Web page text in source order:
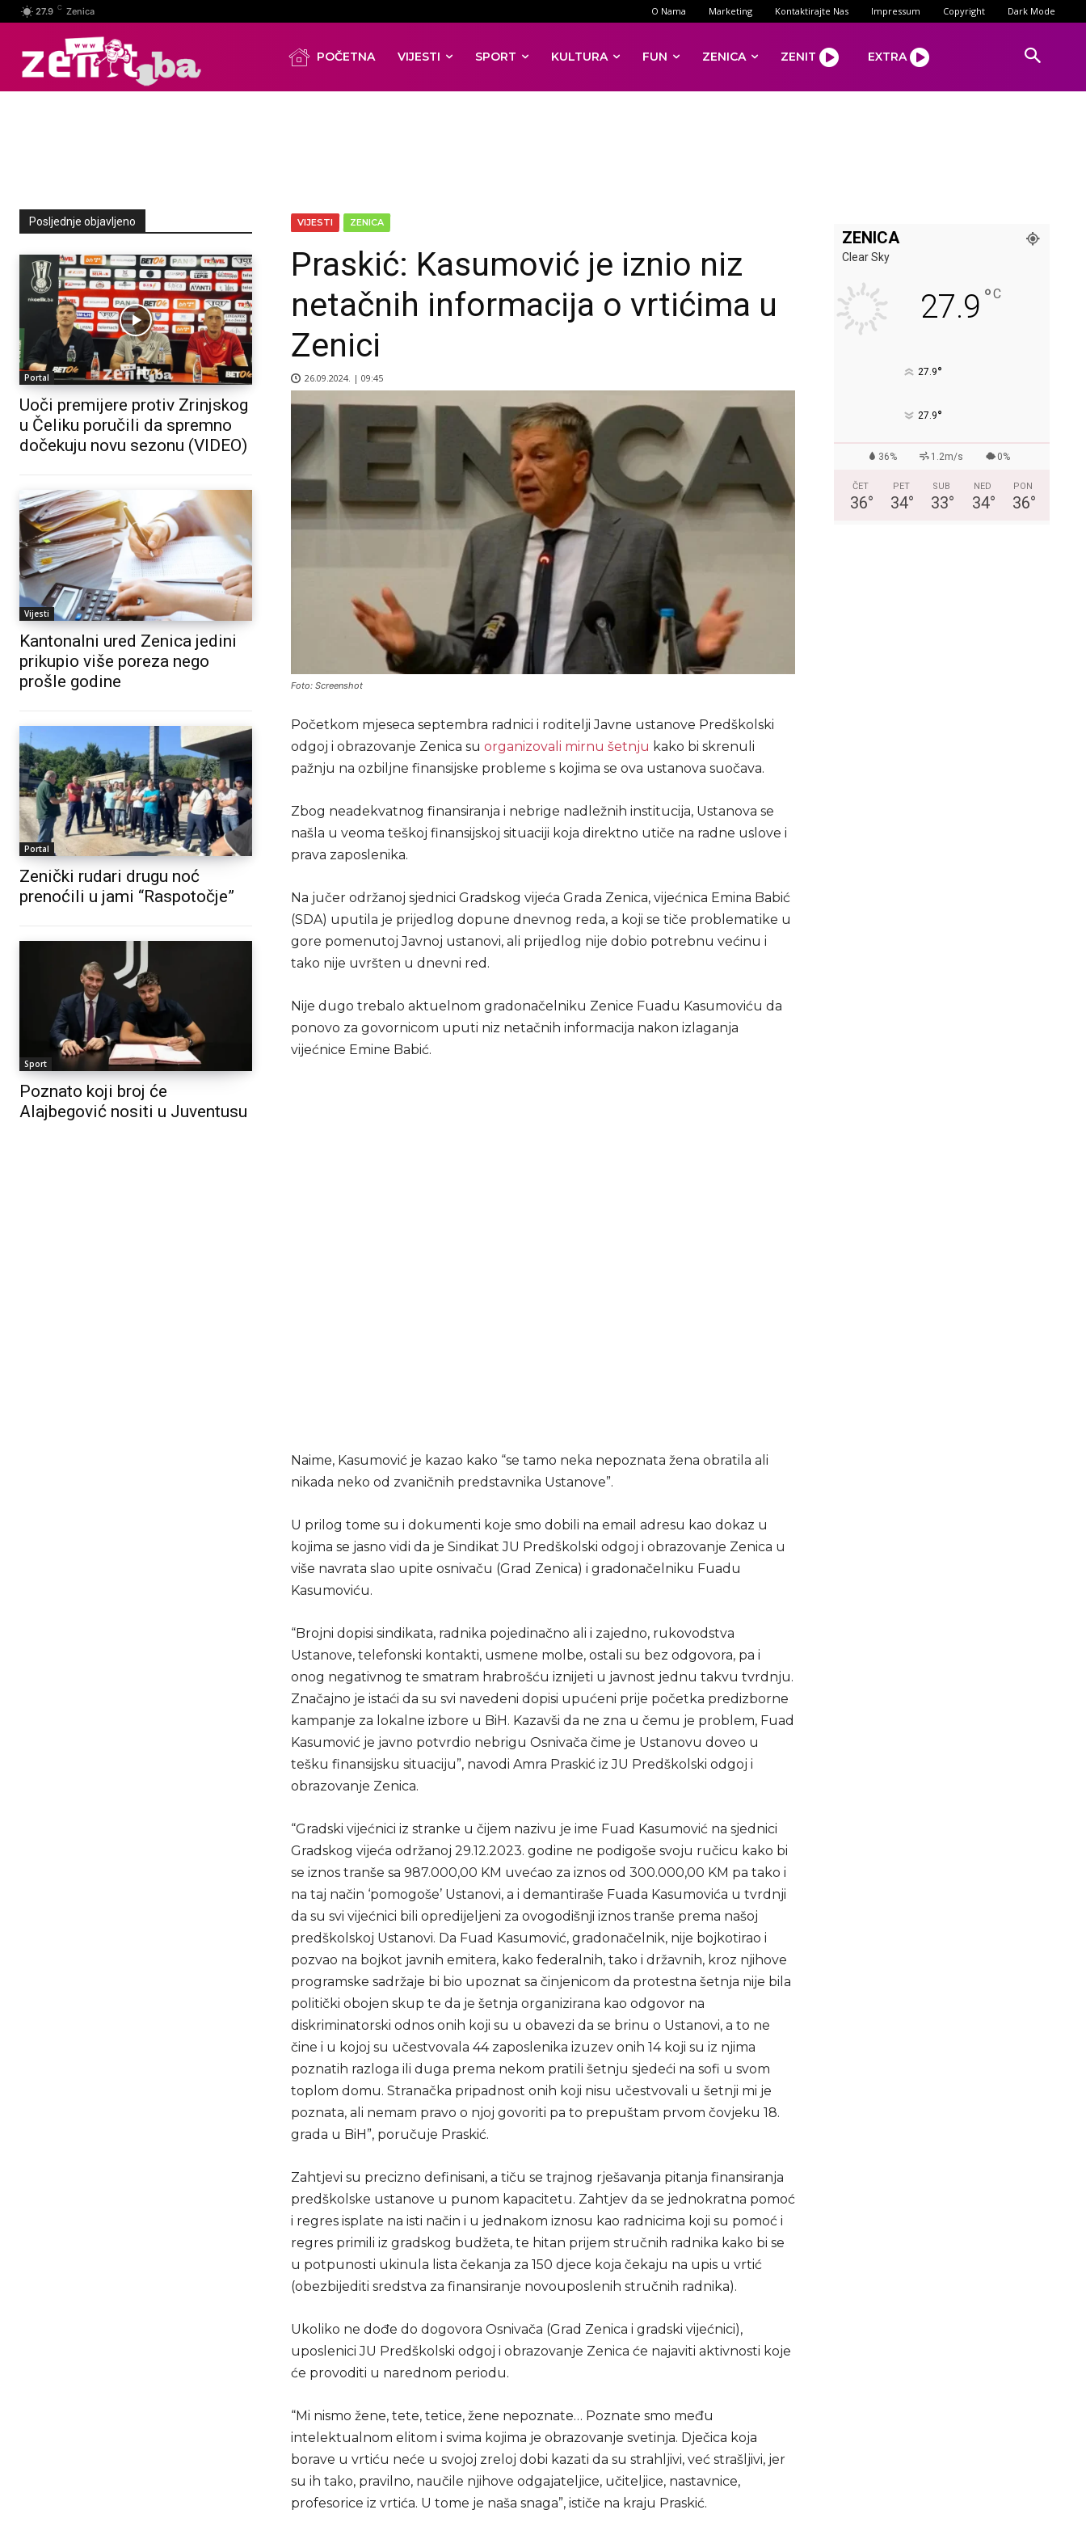
27.9 C Zenica O Nama Marketing Kontaktirajte Nas Impressum Copyright Dark Mode
POČETNA VIJESTI SPORT KULTURA FUN ZENICA ZENIT EXTRA
Posljednje objavljeno
Portal
Uoči premijere protiv Zrinjskog
u Čeliku poručili da spremno
dočekuju novu sezonu (VIDEO)
Vijesti
Kantonalni ured Zenica jedini
prikupio više poreza nego
prošle godine
Portal
Zenički rudari drugu noć
prenoćili u jami “Raspotočje”
Sport
Poznato koji broj će
Alajbegović nositi u Juventusu
VIJESTI ZENICA
Praskić: Kasumović je iznio niz
netačnih informacija o vrtićima u
Zenici
26.09.2024. | 09:45
Foto: Screenshot
Početkom mjeseca septembra radnici i roditelji Javne ustanove Predškolski
odgoj i obrazovanje Zenica su organizovali mirnu šetnju kako bi skrenuli
pažnju na ozbiljne finansijske probleme s kojima se ova ustanova suočava.
Zbog neadekvatnog finansiranja i nebrige nadležnih institucija, Ustanova se
našla u veoma teškoj finansijskoj situaciji koja direktno utiče na radne uslove i
prava zaposlenika.
Na jučer održanoj sjednici Gradskog vijeća Grada Zenica, vijećnica Emina Babić
(SDA) uputila je prijedlog dopune dnevnog reda, a koji se tiče problematike u
gore pomenutoj Javnoj ustanovi, ali prijedlog nije dobio potrebnu većinu i
tako nije uvršten u dnevni red.
Nije dugo trebalo aktuelnom gradonačelniku Zenice Fuadu Kasumoviću da
ponovo za govornicom uputi niz netačnih informacija nakon izlaganja
vijećnice Emine Babić.
Naime, Kasumović je kazao kako “se tamo neka nepoznata žena obratila ali
nikada neko od zvaničnih predstavnika Ustanove”.
U prilog tome su i dokumenti koje smo dobili na email adresu kao dokaz u
kojima se jasno vidi da je Sindikat JU Predškolski odgoj i obrazovanje Zenica u
više navrata slao upite osnivaču (Grad Zenica) i gradonačelniku Fuadu
Kasumoviću.
“Brojni dopisi sindikata, radnika pojedinačno ali i zajedno, rukovodstva
Ustanove, telefonski kontakti, usmene molbe, ostali su bez odgovora, pa i
onog negativnog te smatram hrabrošću iznijeti u javnost jednu takvu tvrdnju.
Značajno je istaći da su svi navedeni dopisi upućeni prije početka predizborne
kampanje za lokalne izbore u BiH. Kazavši da ne zna u čemu je problem, Fuad
Kasumović je javno potvrdio nebrigu Osnivača čime je Ustanovu doveo u
tešku finansijsku situaciju”, navodi Amra Praskić iz JU Predškolski odgoj i
obrazovanje Zenica.
“Gradski vijećnici iz stranke u čijem nazivu je ime Fuad Kasumović na sjednici
Gradskog vijeća održanoj 29.12.2023. godine ne podigoše svoju ručicu kako bi
se iznos tranše sa 987.000,00 KM uvećao za iznos od 300.000,00 KM pa tako i
na taj način ‘pomogoše’ Ustanovi, a i demantiraše Fuada Kasumovića u tvrdnji
da su svi vijećnici bili opredijeljeni za ovogodišnji iznos tranše prema našoj
predškolskoj Ustanovi. Da Fuad Kasumović, gradonačelnik, nije bojkotirao i
pozvao na bojkot javnih emitera, kako federalnih, tako i državnih, kroz njihove
programske sadržaje bi bio upoznat sa činjenicom da protestna šetnja nije bila
politički obojen skup te da je šetnja organizirana kao odgovor na
diskriminatorski odnos onih koji su u obavezi da se brinu o Ustanovi, a to ne
čine i u kojoj su učestvovala 44 zaposlenika izuzev onih 14 koji su iz njima
poznatih razloga ili duga prema nekom pratili šetnju sjedeći na sofi u svom
toplom domu. Stranačka pripadnost onih koji nisu učestvovali u šetnji mi je
poznata, ali nemam pravo o njoj govoriti pa to prepuštam prvom čovjeku 18.
grada u BiH”, poručuje Praskić.
Zahtjevi su precizno definisani, a tiču se trajnog rješavanja pitanja finansiranja
predškolske ustanove u punom kapacitetu. Zahtjev da se jednokratna pomoć
i regres isplate na isti način i u jednakom iznosu kao radnicima koji su pomoć i
regres primili iz gradskog budžeta, te hitan prijem stručnih radnika kako bi se
u potpunosti ukinula lista čekanja za 150 djece koja čekaju na upis u vrtić
(obezbijediti sredstva za finansiranje novouposlenih stručnih radnika).
Ukoliko ne dođe do dogovora Osnivača (Grad Zenica i gradski vijećnici),
uposlenici JU Predškolski odgoj i obrazovanje Zenica će najaviti aktivnosti koje
će provoditi u narednom periodu.
“Mi nismo žene, tete, tetice, žene nepoznate… Poznate smo među
intelektualnom elitom i svima kojima je obrazovanje svetinja. Dječica koja
borave u vrtiću neće u svojoj zreloj dobi kazati da su strahljivi, već strašljivi, jer
su ih tako, pravilno, naučile njihove odgajateljice, učiteljice, nastavnice,
profesorice iz vrtića. U tome je naša snaga”, ističe na kraju Praskić.
ZENICA
Clear Sky
27.9 °C
27.9°
27.9°
36% 1.2m/s 0%
ČET
36°
PET
34°
SUB
33°
NED
34°
PON
36°